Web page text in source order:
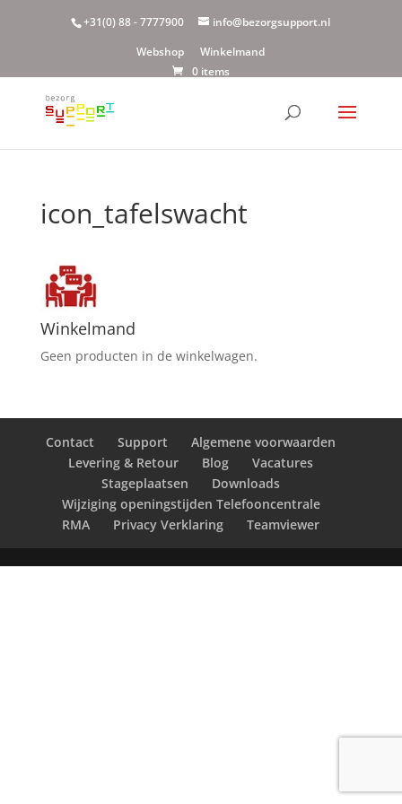
+31(0) 88 - 7777900
info@bezorgsupport.nl
Webshop
Winkelmand
0 items
icon_tafelswacht
Winkelmand
Geen producten in de winkelwagen.
Contact Support
Algemene voorwaarden
Levering & Retour
Blog
Vacatures
Stageplaatsen
Downloads
Wijziging openingstijden Telefooncentrale
RMA
Privacy Verklaring Teamviewer